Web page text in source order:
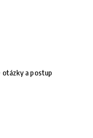
otázky a postup